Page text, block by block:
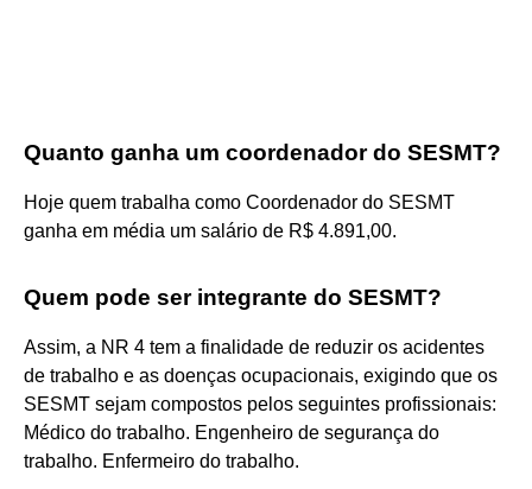
Quanto ganha um coordenador do SESMT?
Hoje quem trabalha como Coordenador do SESMT
ganha em média um salário de R$ 4.891,00.
Quem pode ser integrante do SESMT?
Assim, a NR 4 tem a finalidade de reduzir os acidentes
de trabalho e as doenças ocupacionais, exigindo que os
SESMT sejam compostos pelos seguintes profissionais:
Médico do trabalho. Engenheiro de segurança do
trabalho. Enfermeiro do trabalho.